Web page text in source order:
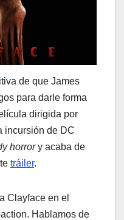
de que James
para darle forma
dirigida por
incursión de DC
horrory acaba de
tráiler.
Clayface en el
Hablamos de